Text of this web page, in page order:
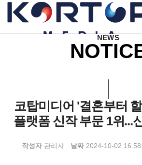
IR
NEWS
코탑미디어 '결혼부터
플랫폼 신작 부문 1위...
작성자 관리자 날짜 2024-10-02